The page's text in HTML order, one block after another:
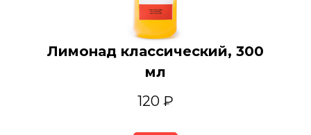
Лимонад классический, 300
мл
120 ₽